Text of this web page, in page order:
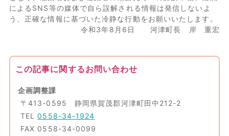
によるSNS等の媒体で自ら誤解される情報は発信しないよ
う、正確な情報に基づいた冷静な行動をお願いいたします。
令和3年8月6日 河津町長 岸 重宏
この記事に関するお問い合わせ
企画調整課
〒413-0595 静岡県賀茂郡河津町田中212-2
TEL0558-34-1924
FAX 0558-34-0099